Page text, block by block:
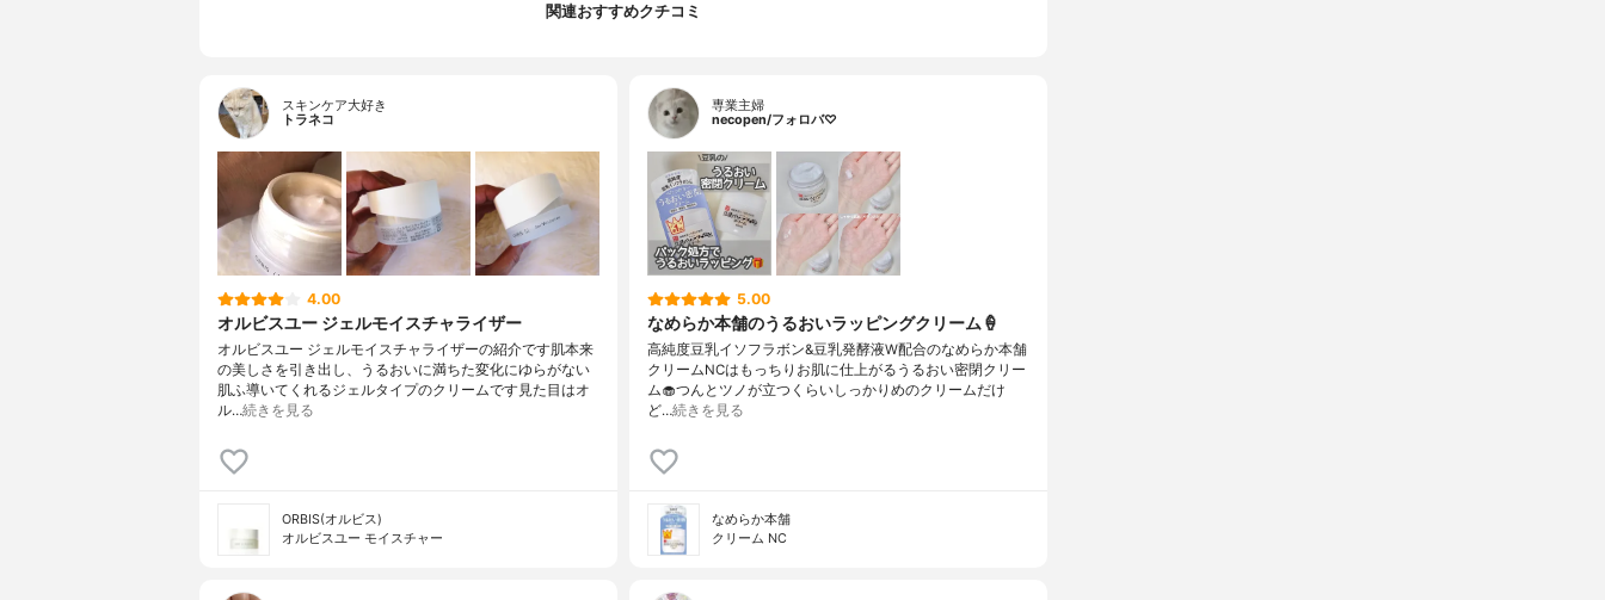
関連おすすめクチコミ
スキンケア大好き
トラネコ
4.00
オルビスユー ジェルモイスチャライザー
オルビスユー ジェルモイスチャライザーの紹介です肌本来
の美しさを引き出し、うるおいに満ちた変化にゆらがない
肌ふ導いてくれるジェルタイプのクリームです見た目はオ
ル…続きを見る
ORBIS(オルビス)
オルビスユー モイスチャー
専業主婦
necopen/フォロバ♡
5.00
なめらか本舗のうるおいラッピングクリーム🍦
高純度豆乳イソフラボン&豆乳発酵液W配合のなめらか本舗
クリームNCはもっちりお肌に仕上がるうるおい密閉クリー
ム🧁つんとツノが立つくらいしっかりめのクリームだけ
ど…続きを見る
なめらか本舗
クリーム NC